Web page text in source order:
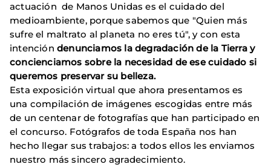
actuación de Manos Unidas es el cuidado del
medioambiente, porque sabemos que "Quien más
sufre el maltrato al planeta no eres tú", y con esta
intención denunciamos la degradación de la Tierra y
concienciamos sobre la necesidad de ese cuidado si
queremos preservar su belleza.
Esta exposición virtual que ahora presentamos es
una compilación de imágenes escogidas entre más
de un centenar de fotografías que han participado en
el concurso. Fotógrafos de toda España nos han
hecho llegar sus trabajos: a todos ellos les enviamos
nuestro más sincero agradecimiento.